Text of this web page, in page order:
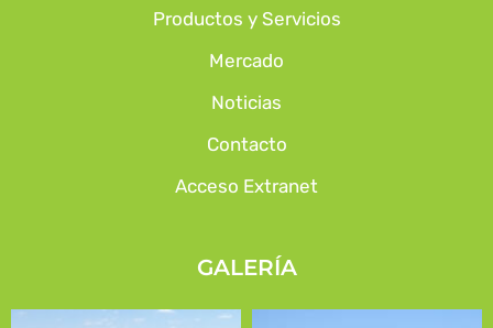
Productos y Servicios
Mercado
Noticias
Contacto
Acceso Extranet
GALERÍA